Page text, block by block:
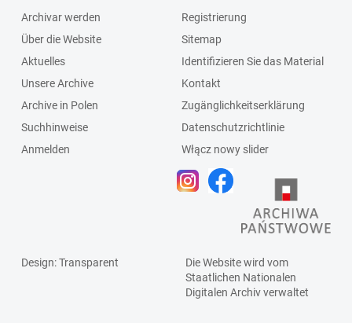
Archivar werden
Über die Website
Aktuelles
Unsere Archive
Archive in Polen
Suchhinweise
Anmelden
Registrierung
Sitemap
Identifizieren Sie das Material
Kontakt
Zugänglichkeitserklärung
Datenschutzrichtlinie
Włącz nowy slider
Design: Transparent
Die Website wird vom
Staatlichen Nationalen
Digitalen Archivverwaltet